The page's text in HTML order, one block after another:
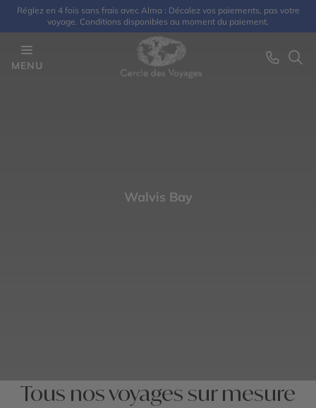
Réglez en 4 fois sans frais avec Alma : Décalez vos paiements, pas votre
voyage. Conditions disponibles au moment du paiement.
MENU
Walvis Bay
Tous nos voyages sur mesure